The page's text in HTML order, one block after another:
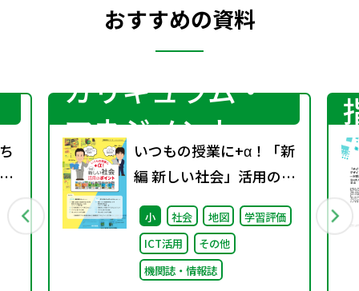
おすすめの資料
カリキュラム・
マネジメント
いつもの授業に+α！「新
編 新しい社会」活用のポ
イント
小 社会 地図
学習評価
ICT活用
その他
機関誌・情報誌